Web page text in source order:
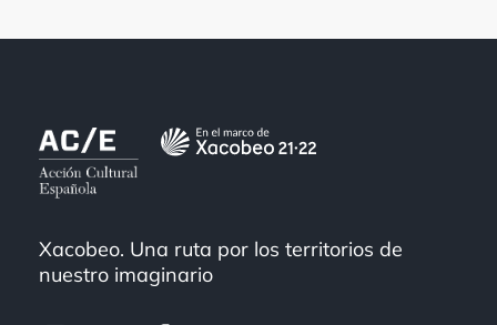
Xacobeo. Una ruta por los territorios de
nuestro imaginario